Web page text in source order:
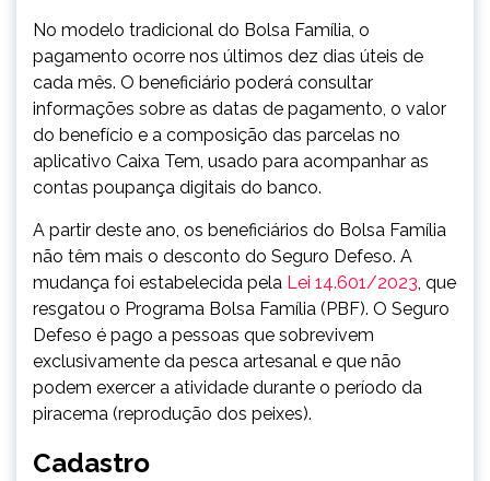
No modelo tradicional do Bolsa Família, o
pagamento ocorre nos últimos dez dias úteis de
cada mês. O beneficiário poderá consultar
informações sobre as datas de pagamento, o valor
do benefício e a composição das parcelas no
aplicativo Caixa Tem, usado para acompanhar as
contas poupança digitais do banco.
A partir deste ano, os beneficiários do Bolsa Família
não têm mais o desconto do Seguro Defeso. A
mudança foi estabelecida pela Lei 14.601/2023, que
resgatou o Programa Bolsa Família (PBF). O Seguro
Defeso é pago a pessoas que sobrevivem
exclusivamente da pesca artesanal e que não
podem exercer a atividade durante o período da
piracema (reprodução dos peixes).
Cadastro